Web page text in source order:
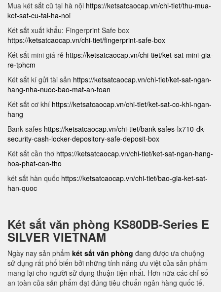
Mua két sắt cũ tại hà nội https://ketsatcaocap.vn/chi-tiet/thu-mua-
ket-sat-cu-tai-ha-noi
Két sắt xuất khẩu: Fingerprint Safe box
https://ketsatcaocap.vn/chi-tiet/fingerprint-safe-box
Két sắt mini giá rẻ https://ketsatcaocap.vn/chi-tiet/ket-sat-mini-gia-
re-tphcm
Két sắt kí gửi tài sản https://ketsatcaocap.vn/chi-tiet/ket-sat-ngan-
hang-nha-nuoc-bao-mat-an-toan
Két sắt cơ khí https://ketsatcaocap.vn/chi-tiet/ket-sat-co-khi-ngan-
hang
Bank safes https://ketsatcaocap.vn/chi-tiet/bank-safes-lx710-dk-
security-cash-locker-depository-safe-deposit-box
Két sắt cần thơ https://ketsatcaocap.vn/chi-tiet/ket-sat-ngan-hang-
hoa-phat-can-tho
két sắt hàn quốc https://ketsatcaocap.vn/chi-tiet/bao-gia-ket-sat-
han-quoc
Két sắt văn phòng KS80DB-Series E
SILVER VIETNAM
Ngày nay sản phẩm két sắt văn phòng đang được ưa chuộng
sử dụng rất phổ biến bởi những tính năng ưu việt của sản phẩm
mang lại cho người sử dụng thuận tiện nhất. Hơn nữa các chỉ số
an toàn của sản phẩm đạt đúng tiêu chuẩn ngân hàng quốc tế.